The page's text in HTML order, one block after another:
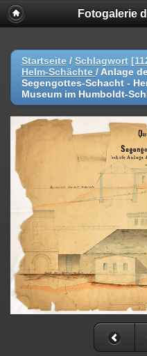
Fotogalerie
Startseite / Schlagwort
Helm-Schächte / Anlage
Segengottes-Schacht -
Museum im Humboldt-